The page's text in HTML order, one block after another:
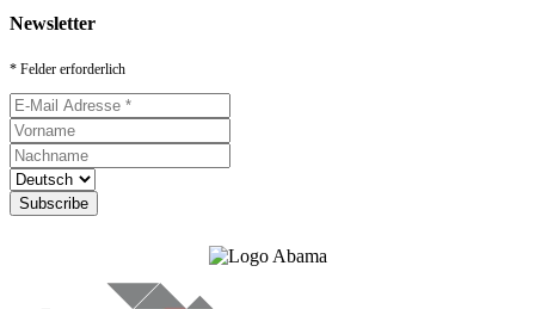
Newsletter
* Felder erforderlich